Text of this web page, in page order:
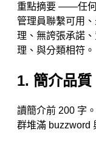
重點摘要 ——任何
管理員聯繫可用
理、無誇張承諾
理、與分類相符。
1. 簡介品質
讀簡介前 200 字
群堆滿 buzzword